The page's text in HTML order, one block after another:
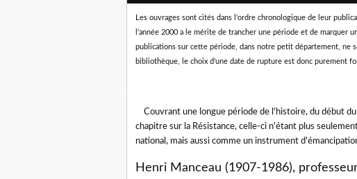
Les ouvrages sont cités dans l'ordre chronologique de leur
l'année 2000 a le mérite de trancher une période et de marquer
publications sur cette période, dans notre petit département, ne
bibliothèque, le choix d'une date de rupture est donc purement
Couvrant une longue période de l'histoire, du début
chapitre sur la Résistance, celle-ci n'étant plus
national, mais aussi comme un instrument
Henri Manceau (1907-1986),